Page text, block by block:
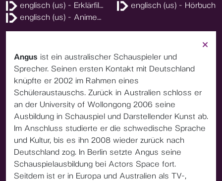
Angus ist ein australischer Schauspieler und
Sprecher. Seinen ersten Kontakt mit Deutschland
knüpfte er 2002 im Rahmen eines
Schüleraustauschs. Zurück in Australien schloss er
an der University of Wollongong 2006 seine
Ausbildung in Schauspiel und Darstellender Kunst ab.
Im Anschluss studierte er die schwedische Sprache
und Kultur, bis es ihn 2008 wieder zurück nach
Deutschland zog. In Berlin setzte Angus seine
Schauspielausbildung bei Actors Space fort.
Seitdem ist er in Europa und Australien als TV-,
englisch (us) - Erklärfilm
englisch (us) - Hörbuch
englisch (us) - Anime-Stimme